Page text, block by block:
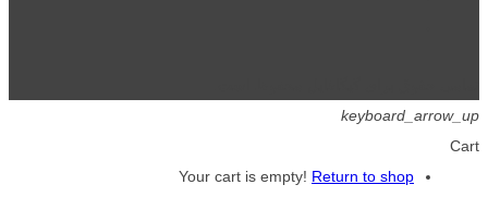
keyboard_arrow_up
Cart
Your cart is empty! Return to shop